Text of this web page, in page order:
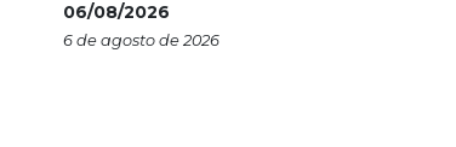
06/08/2026
6 de agosto de 2026